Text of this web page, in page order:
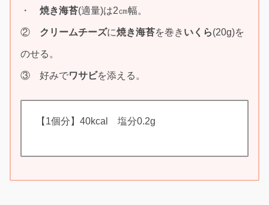
・ 焼き海苔(適量)は2㎝幅。
② クリームチーズに焼き海苔を巻き いくら(20g)を
のせる。
③ 好みでワサビを添える。
【1個分】40kcal 塩分0.2g